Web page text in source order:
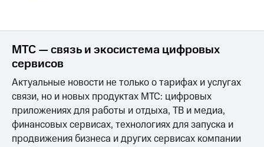
МТС — связь и экосистема цифровых
сервисов
Актуальные новости не только о тарифах и услугах
связи, но и новых продуктах МТС: цифровых
приложениях для работы и отдыха, ТВ и медиа,
финансовых сервисах, технологиях для запуска и
продвижения бизнеса и других сервисах компании